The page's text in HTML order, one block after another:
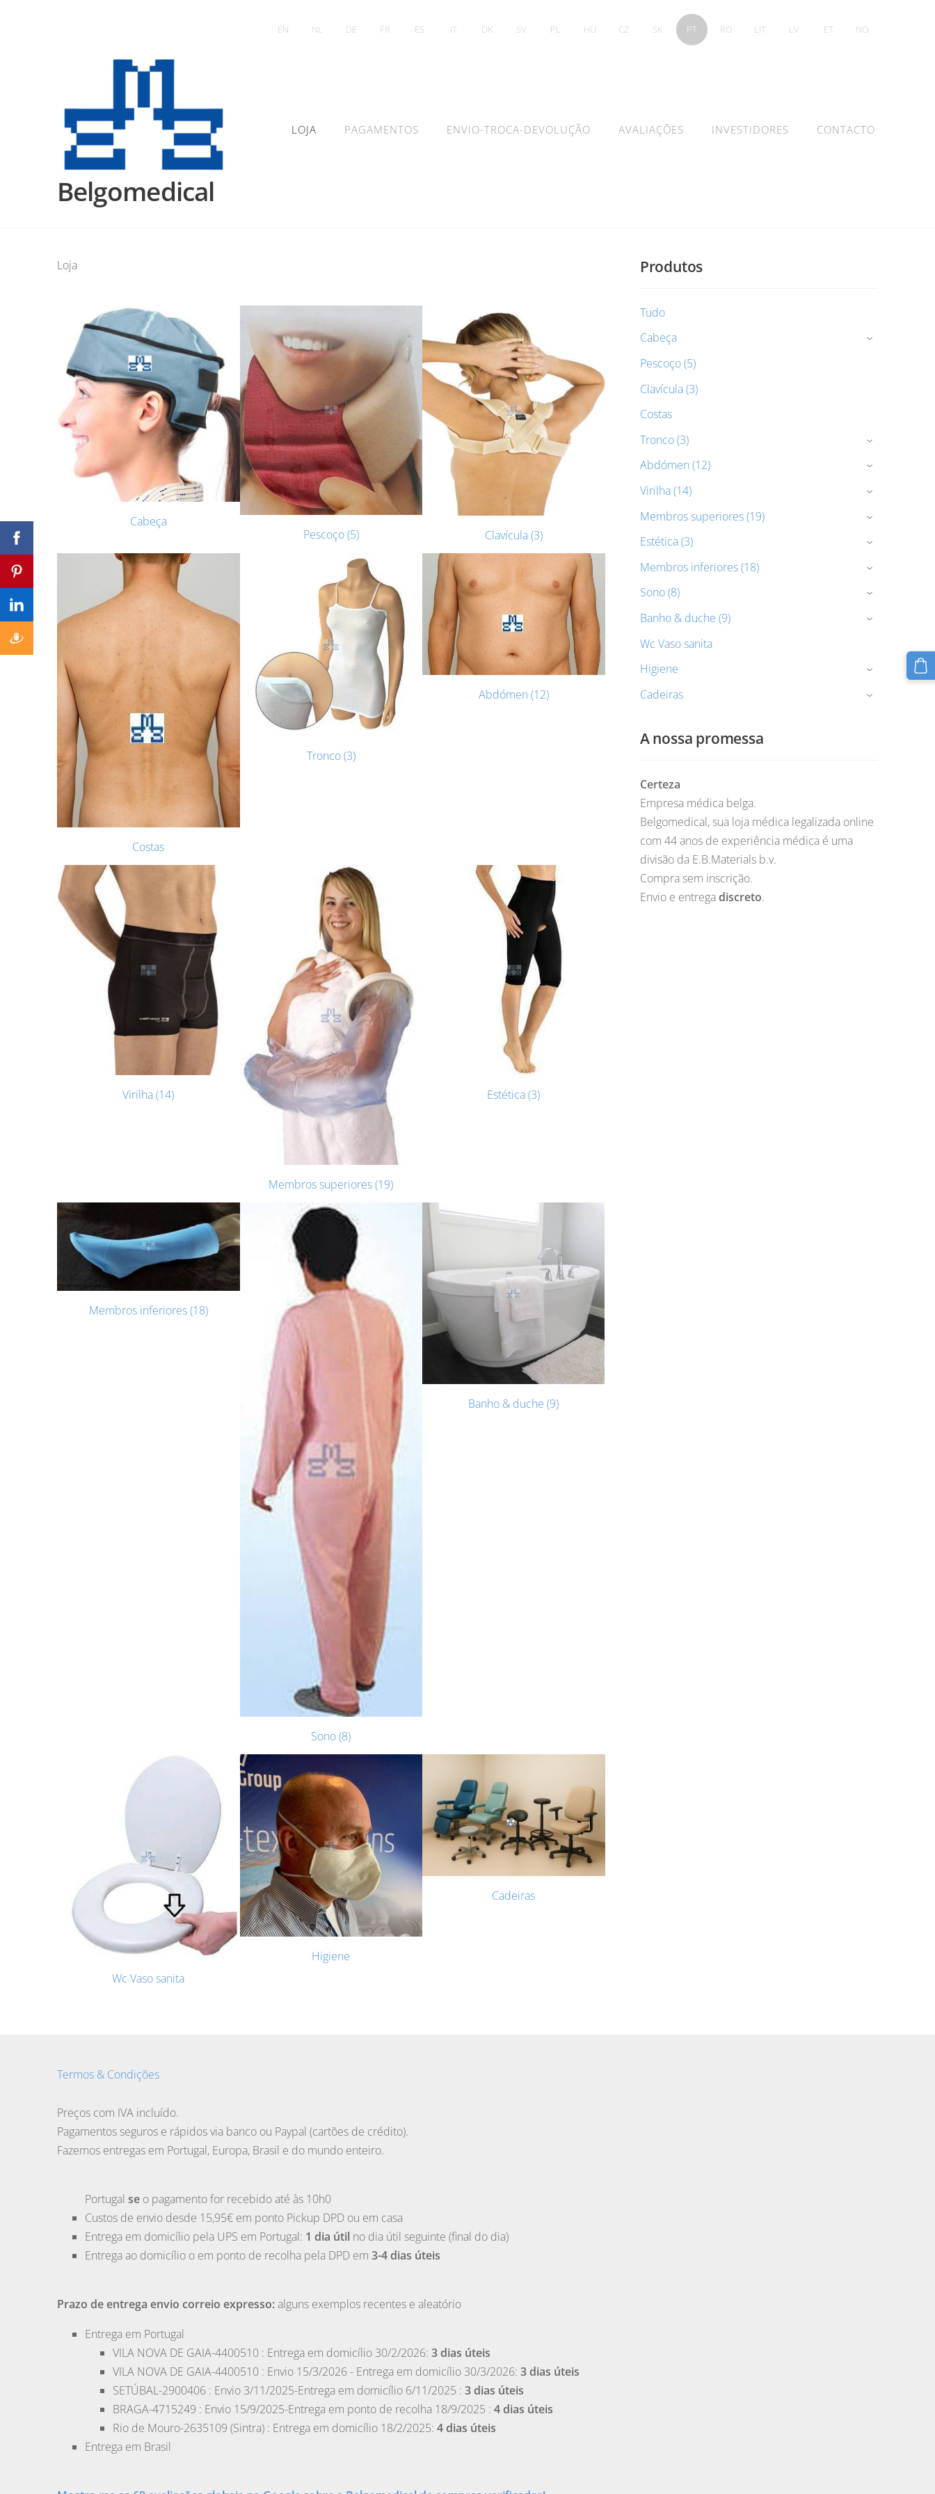
Belgomedical
LOJA PAGAMENTOS ENVIO-TROCA-DEVOLUÇÃO AVALIAÇÕES INVESTIDORES CONTACTO
EN NL DE FR ES IT DK SV PL HU CZ SK PT RO LIT LV ET NO
Produtos
Tudo
Cabeça
›
Pescoço (5)
Clavícula (3)
Costas
Tronco (3)
›
Abdómen (12) ›
Virilha (14) ›
Membros superiores (19) ›
Estética (3) ›
Membros inferiores (18) ›
Sono (8) ›
Banho & duche (9) ›
Wc Vaso sanita
Higiene
›
Cadeiras ›
A nossa promessa
Certeza
Empresa médica belga.
Belgomedical, sua loja médica legalizada online
com 44 anos de experiência médica é uma
divisão da E.B.Materials b.v.
Compra sem inscrição.
Envio e entregadiscreto.
Loja
Cabeça
Pescoço (5)
Clavícula (3)
Costas
Tronco (3)
Abdómen (12)
Virilha (14)
Membros superiores (19)
Estética (3)
Membros inferiores (18)
Sono (8)
Banho & duche (9)
Wc Vaso sanita
Higiene
Cadeiras
Termos & Condições
Preços com IVA incluído.
Pagamentos seguros e rápidos via banco ou Paypal (cartões de crédito).
Fazemos entregas em Portugal, Europa, Brasil e do mundo enteiro.
Portugal se o pagamento for recebido até às 10h0
Custos de envio desde 15,95€ em ponto Pickup DPD ou em casa
Entrega em domicílio pela UPS em Portugal: 1 dia útil no dia útil seguinte (final do dia)
Entrega ao domicílio o em ponto de recolha pela DPD em 3-4 dias úteis
Prazo de entrega envio correio expresso:alguns exemplos recentes e aleatório
Entrega em Portugal
VILA NOVA DE GAIA-4400510 : Entrega em domicílio 30/2/2026: 3 dias úteis
VILA NOVA DE GAIA-4400510 : Envio 15/3/2026 - Entrega em domicílio 30/3/2026: 3 dias úteis
SETÚBAL-2900406 : Envio 3/11/2025-Entrega em domicílio 6/11/2025 : 3 dias úteis
BRAGA-4715249 : Envio 15/9/2025-Entrega em ponto de recolha 18/9/2025 : 4 dias úteis
Rio de Mouro-2635109 (Sintra) : Entrega em domicílio 18/2/2025: 4 dias úteis
Entrega em Brasil